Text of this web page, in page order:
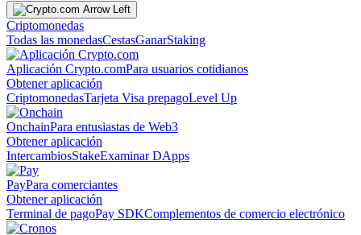
Criptomonedas
Todas las monedasCestasGanarStaking
Aplicación Crypto.comPara usuarios cotidianos
Obtener aplicación
CriptomonedasTarjeta Visa prepagoLevel Up
OnchainPara entusiastas de Web3
Obtener aplicación
IntercambiosStakeExaminar DApps
PayPara comerciantes
Obtener aplicación
Terminal de pagoPay SDKComplementos de comercio electrónico